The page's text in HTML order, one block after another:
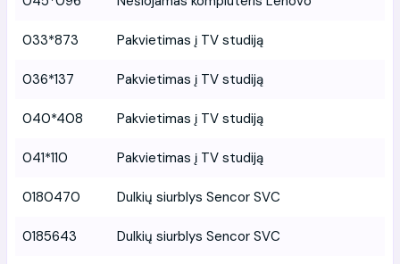
033*873 Pakvietimas į TV studiją
036*137 Pakvietimas į TV studiją
040*408 Pakvietimas į TV studiją
041*110 Pakvietimas į TV studiją
0180470 Dulkių siurblys Sencor SVC
0185643 Dulkių siurblys Sencor SVC